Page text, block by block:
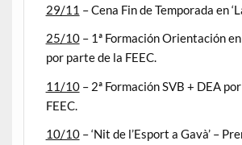
29/11 – Cena Fin de Temporada en
25/10– 1ª Formación Orientación
por parte de la FEEC.
11/10– 2ª Formación SVB + DEA
FEEC.
10/10– ‘Nit de l’Esport a Gavà’ –